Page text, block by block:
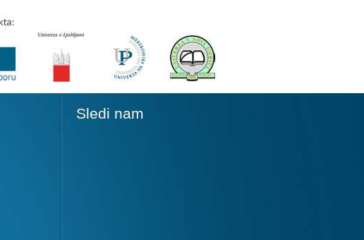
Sledi nam